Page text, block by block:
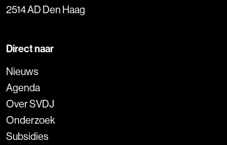
2514 AD Den Haag
Direct naar
Nieuws
Agenda
Over SVDJ
Onderzoek
Subsidies